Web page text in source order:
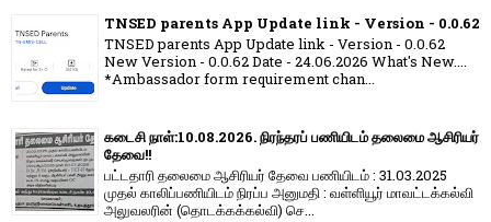
TNSED parents App Update link - Version - 0.0.62
TNSED parents App Update link - Version - 0.0.62
New Version - 0.0.62 Date - 24.06.2026 What's New....
*Ambassador form requirement chan...
கடைசி நாள்:10.08.2026. நிரந்தரப் பணியிடம் தலைமை ஆசிரியர்
தேவை!!
பட்டதாரி தலைமை ஆசிரியர் தேவை பணியிடம் : 31.03.2025
முதல் காலிப்பணியிடம் நிரப்ப அனுமதி : வள்ளியூர் மாவட்டக்கல்வி
அலுவலரின் (தொடக்கக்கல்வி) செ...